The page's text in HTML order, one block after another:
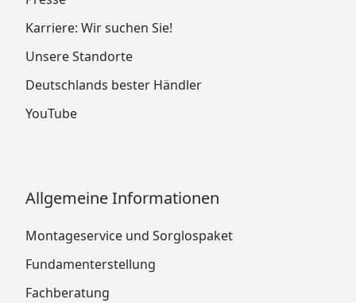
Karriere: Wir suchen Sie!
Unsere Standorte
Deutschlands bester Händler
YouTube
Allgemeine Informationen
Montageservice und Sorglospaket
Fundamenterstellung
Fachberatung